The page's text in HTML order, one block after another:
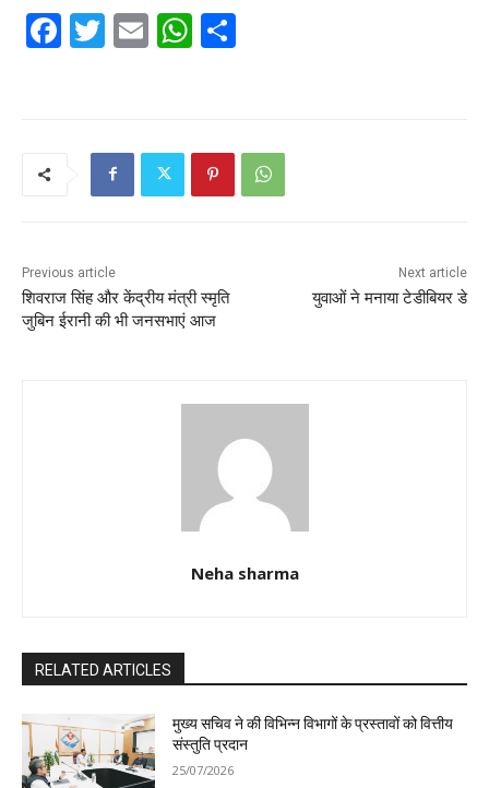
F
k
T
E
W
A
p
Previous article
शिवराज सिंह और केंद्रीय मंत्री स्मृति
जुबिन ईरानी की भी जनसभाएं आज
Next article
युवाओं ने मनाया टेडीबियर डे
Neha sharma
RELATED ARTICLES
मुख्य सचिव ने की विभिन्न विभागों के प्रस्तावों को वित्तीय
संस्तुति प्रदान
25/07/2026